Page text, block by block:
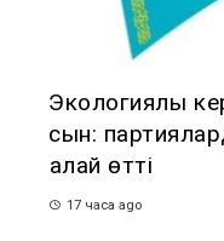
Экологиялық
сын:
қалай өтті
17 часа ago